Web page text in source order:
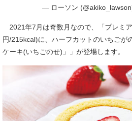
— ローソン
2021年7月は奇数月なので、「プレミ
円/215kcal)に、ハーフカットのいちごが
ケーキ(いちごのせ)」」が登場します。